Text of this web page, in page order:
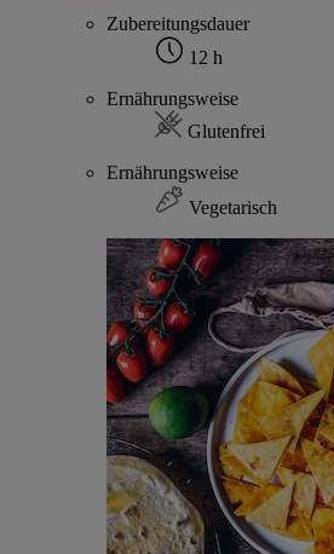
Zubereitungsdauer
12 h
Ernährungsweise
Glutenfrei
Ernährungsweise
Vegetarisch